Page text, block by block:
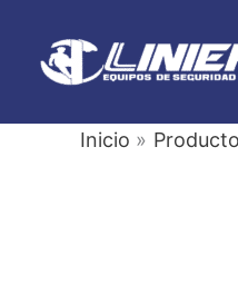
contenido
Inicio